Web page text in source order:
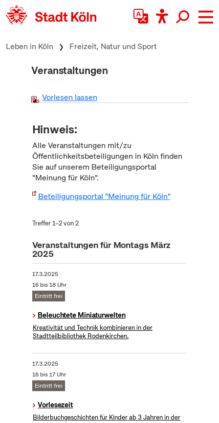
zum Inhalt springen
Leben in Köln Freizeit, Natur und Sport
Veranstaltungen
Vorlesen lassen
Hinweis:
Alle Veranstaltungen mit/zu
Öffentlichkeitsbeteiligungen in Köln finden
Sie auf unserem Beteiligungsportal
"Meinung für Köln".
Beteiligungsportal "Meinung für Köln"
Treffer 1–2 von 2
Veranstaltungen für Montags März
2025
17.3.2025
16 bis 18 Uhr
Eintritt frei
Beleuchtete Miniaturwelten
Kreativität und Technik kombinieren in der
Stadtteilbibliothek Rodenkirchen.
17.3.2025
16 bis 17 Uhr
Eintritt frei
Vorlesezeit
Bilderbuchgeschichten für Kinder ab 3 Jahren in der